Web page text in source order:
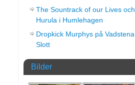
The Sountrack of our Lives och
Hurula i Humlehagen
Dropkick Murphys på Vadstena
Slott
Bilder